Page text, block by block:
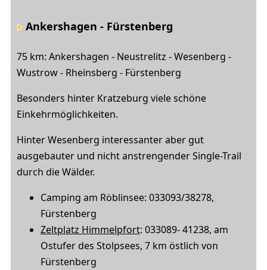
Ankershagen - Fürstenberg
75 km: Ankershagen - Neustrelitz - Wesenberg -
Wustrow - Rheinsberg - Fürstenberg
Besonders hinter Kratzeburg viele schöne
Einkehrmöglichkeiten.
Hinter Wesenberg interessanter aber gut
ausgebauter und nicht anstrengender Single-Trail
durch die Wälder.
Camping am Röblinsee: 033093/38278,
Fürstenberg
Zeltplatz Himmelpfort: 033089- 41238, am
Ostufer des Stolpsees, 7 km östlich von
Fürstenberg